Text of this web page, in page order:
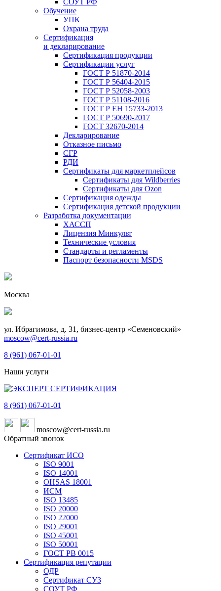
СОУТ РФ
Обучение
УПК
Охрана труда
Сертификация
и декларирование
Сертификация продукции
Сертификации услуг
ГОСТ Р 51870-2014
ГОСТ Р 56404-2015
ГОСТ Р 52058-2003
ГОСТ Р 51108-2016
ГОСТ Р ЕН 15733-2013
ГОСТ Р 50690-2017
ГОСТ 32670-2014
Декларирование
Отказное письмо
СГР
РДИ
Сертификаты для маркетплейсов
Сертификаты для Wildberries
Сертификаты для Ozon
Сертификация одежды
Сертификация детской продукции
Разработка документации
ХАССП
Лицензия Минкульт
Технические условия
Стандарты и регламенты
Паспорт безопасности MSDS
Москва
ул. Ибрагимова, д. 31, бизнес-центр «Семеновский»
moscow@cert-russia.ru
8 (961) 067-01-01
Наши услуги
8 (961) 067-01-01
moscow@cert-russia.ru
Обратный звонок
Сертификат ИСО
ISO 9001
ISO 14001
OHSAS 18001
ИСМ
ISO 13485
ISO 20000
ISO 22000
ISO 29001
ISO 45001
ISO 50001
ГОСТ РВ 0015
Сертификация репутации
ОДР
Сертификат СУЗ
СОУТ РФ